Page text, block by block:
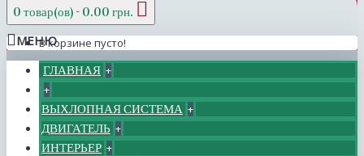
0 товар(ов) - 0.00 грн.
В корзине пусто!
МЕНЮ
ГЛАВНАЯ +
+
ВЫХЛОПНАЯ СИСТЕМА +
ДВИГАТЕЛЬ +
ИНТЕРЬЕР +